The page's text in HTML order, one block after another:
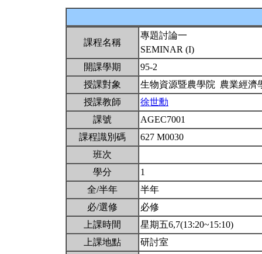
課程名稱
專題討論一
SEMINAR (I)
開課學期
95-2
授課對象
生物資源暨農學院 農業經
授課教師
徐世勳
課號
AGEC7001
課程識別碼
627 M0030
班次
學分
1
全/半年
半年
必/選修
必修
上課時間
星期五6,7(13:20~15:10)
上課地點
研討室